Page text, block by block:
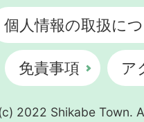
個人情報の取扱に
免責事項 ア
2022 Shikabe Town.